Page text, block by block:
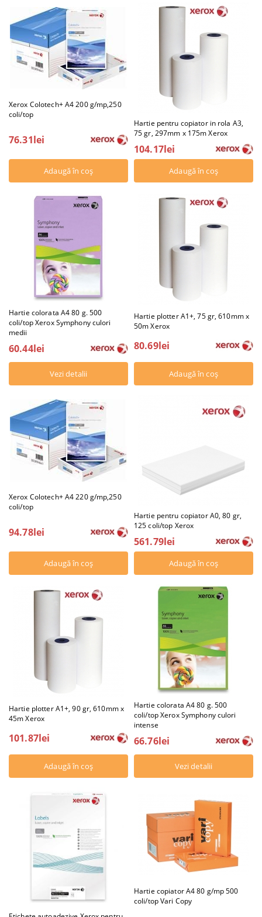
Xerox Colotech+ A4 200 g/mp,250
coli/top
76.31lei
Hartie pentru copiator in rola A3,
75 gr, 297mm x 175m Xerox
104.17lei
Hartie colorata A4 80 g. 500
coli/top Xerox Symphony culori
medii
60.44lei
Vezi detalii
Hartie plotter A1+, 75 gr, 610mm x
50m Xerox
80.69lei
Xerox Colotech+ A4 220 g/mp,250
coli/top
94.78lei
Hartie pentru copiator A0, 80 gr,
125 coli/top Xerox
561.79lei
Hartie plotter A1+, 90 gr, 610mm x
45m Xerox
101.87lei
Hartie colorata A4 80 g. 500
coli/top Xerox Symphony culori
intense
66.76lei
Vezi detalii
Hartie copiator A4 80 g/mp 500
coli/top Vari Copy